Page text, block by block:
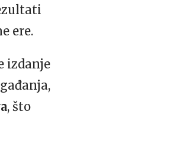
ere.
izdanje
, što